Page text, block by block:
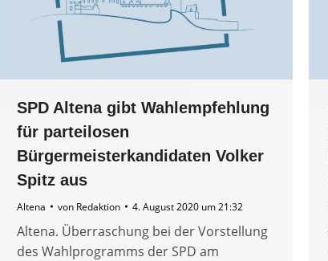
SPD Altena gibt Wahlempfehlung
für parteilosen
Bürgermeisterkandidaten Volker
Spitz aus
Altena von Redaktion 4. August 2020 um 21:32
Altena. Überraschung bei der Vorstellung
des Wahlprogramms der SPD am